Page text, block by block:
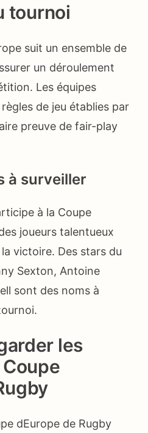
tournoi
suit un ensemble de
un déroulement
Les équipes
de jeu établies par
preuve de fair-play
à surveiller
à la Coupe
joueurs talentueux
victoire. Des stars du
Sexton, Antoine
sont des noms à
les
dEurope de Rugby